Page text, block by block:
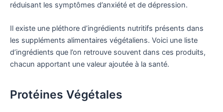
réduisant les symptômes d’anxiété et de dépression.
Il existe une pléthore d’ingrédients nutritifs présents dans
les suppléments alimentaires végétaliens. Voici une liste
d’ingrédients que l’on retrouve souvent dans ces produits,
chacun apportant une valeur ajoutée à la santé.
Protéines Végétales